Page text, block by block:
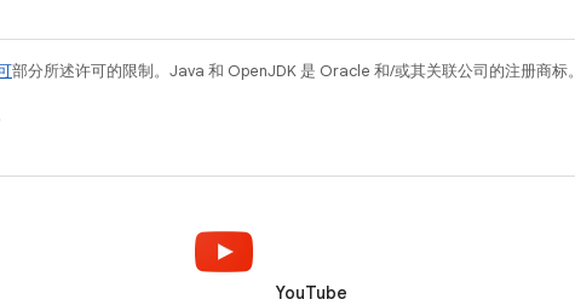
部分所述许可的限制。Java 和 OpenJDK 是 Oracle 和/或其关联公司的注册商标。
YouTube